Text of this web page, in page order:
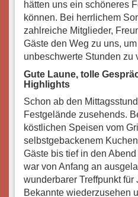
hätten uns ein schöneres
können. Bei herrlichem
zahlreiche Mitglieder,
Gäste den Weg zu uns,
unbeschwerte Stunden zu
Gute Laune, tolle
Highlights
Schon ab den
Festgelände zusehends.
köstlichen Speisen vom
selbstgebackenem
Gäste bis tief in den
war von Anfang an
wunderbarer Treffpunkt für
Bekannte wiederzusehen